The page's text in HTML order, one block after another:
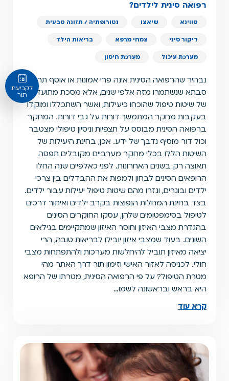
לקביעת
תור
רפואה סינית לילדים?
טווינא שיאצו נטורופתיה / תזונה טבעית
דיקור סיני צמחי מרפא בריאות הילד
מערכת עיכול מערכת חיסון
נבהיר שהרפואה הסינית אינה פרי אמונות או אוסף תרופות
סבתא שנשתמרו מזה אלפי שנים, אלא מסכת מתועדת
של שיטות טיפול שהוכחו כיעילות, ואשר השתכללו ומוקדו
בעקבות מחקר המתמשך דורות על גבי דורות. המחקר
ברפואה הסינית מבוסס על תצפיות וניסיון טיפולי מצטבר
וכול דור מוסיף נדבך של ידע. אכן, בחינת היעילות של
השיטות הללו בכלי מחקר מערביים מקובלים תפסה
תאוצה רק בשנים האחרונות. לפני כאלפיים שנה החלו
הרופאים הסינים לבחון ולמפות את ההבדלים בין צרכי
ילדים ובוגרים, וגזרו מהם שיטות טיפול יעילות עבור ילדים.
בצד בחינת המחלות הנפוצות בקרב ילדים ואיתור דרכים
לטיפול בסימפטומים שלהן, עסקו החוקרים הסינים
בהגדרת מצבי האיזון וחוסר האיזון שמתקיימים בגילאים
השונים. בעוד שמצבי איזון יובילו לבריאות טובה, הרי
יציאה מאיזון תוביל להיחלשות מערכות ולהתפתחות מצבי
חולי. לכניסה לאזור האישי וזימון תור דרך האתר מהי
מטרת הטיפול? על פי הרפואה הסינית, מטרתו של הרופא
היא בראש ובראשונה לשמו…
קרא עוד